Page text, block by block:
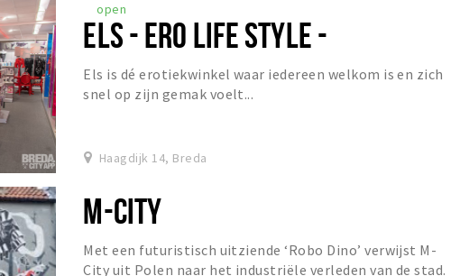
open
ELS - ERO LIFE STYLE -
Els is dé erotiekwinkel waar iedereen welkom is en zich
snel op zijn gemak voelt...
Haagdijk 14, Breda
M-CITY
Met een futuristisch uitziende ‘Robo Dino’ verwijst M­-
City uit Polen naar het industriële verleden van de stad.